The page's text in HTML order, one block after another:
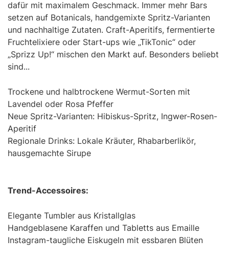
dafür mit maximalem Geschmack. Immer mehr Bars
setzen auf Botanicals, handgemixte Spritz-Varianten
und nachhaltige Zutaten. Craft-Aperitifs, fermentierte
Fruchtelixiere oder Start-ups wie „TikTonic“ oder
„Sprizz Up!“ mischen den Markt auf. Besonders beliebt
sind...
Trockene und halbtrockene Wermut-Sorten mit
Lavendel oder Rosa Pfeffer
Neue Spritz-Varianten: Hibiskus-Spritz, Ingwer-Rosen-
Aperitif
Regionale Drinks: Lokale Kräuter, Rhabarberlikör,
hausgemachte Sirupe
Trend-Accessoires:
Elegante Tumbler aus Kristallglas
Handgeblasene Karaffen und Tabletts aus Emaille
Instagram-taugliche Eiskugeln mit essbaren Blüten